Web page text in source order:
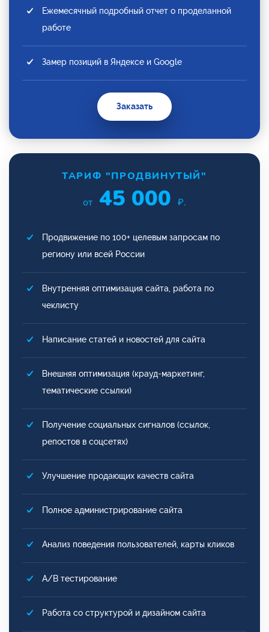
Ежемесячный подробный отчет о проделанной
работе
Замер позиций в Яндексе и Google
Заказать
ТАРИФ "ПРОДВИНУТЫЙ"
от 45 000 ₽.
Продвижение по 100+ целевым запросам по
региону или всей России
Внутренняя оптимизация сайта, работа по
чеклисту
Написание статей и новостей для сайта
Внешняя оптимизация (крауд-маркетинг,
тематические ссылки)
Получение социальных сигналов (ссылок,
репостов в соцсетях)
Улучшение продающих качеств сайта
Полное администрирование сайта
Анализ поведения пользователей, карты кликов
A/B тестирование
Работа со структурой и дизайном сайта